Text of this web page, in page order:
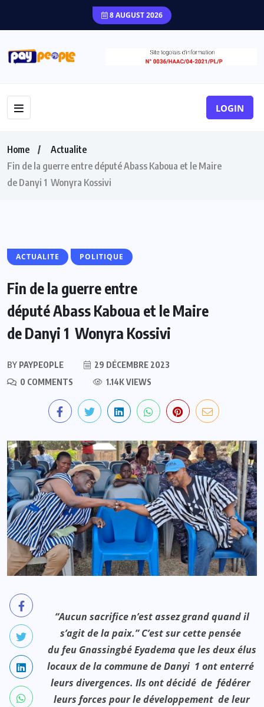
8 AUGUST 2026
LOGIN
Home
Actualite
Fin de la guerre entre député Abass Kaboua et le Maire
de Danyi 1 Wonyra Kossivi
ACTUALITE POLITIQUE
Fin de la guerre entre
député Abass Kaboua et le Maire
de Danyi 1 Wonyra Kossivi
BY PAYPEOPLE
29 DÉCEMBRE 2023
0 COMMENTS
1.14K VIEWS
“Aucun sacrifice n’est assez grand quand il
s’agit de la paix.” C’est sur cette pensée
du feu Gnassingbé Eyadema que les deux élus
locaux de la commune de Danyi 1 ont enterré
leurs divergences. Ils ont décidé de fédérer
leurs forces pour le développement de leur